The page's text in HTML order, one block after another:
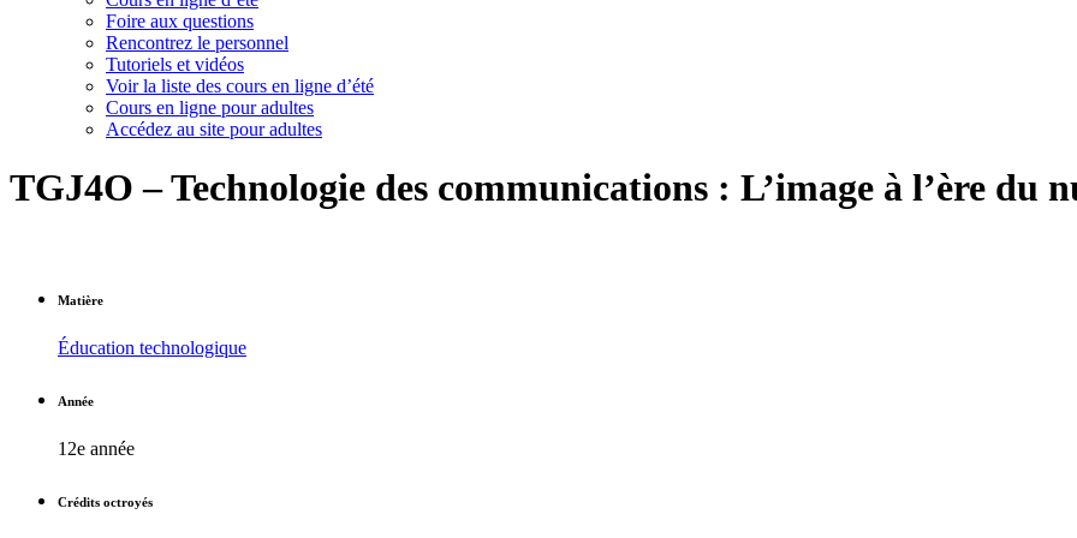
Foire aux questions
Rencontrez le personnel
Tutoriels et vidéos
Voir la liste des cours en ligne d’été
Cours en ligne pour adultes
Accédez au site pour adultes
TGJ4O – Technologie des communications : L’image à l’ère du
Matière
Éducation technologique
Année
12e année
Crédits octroyés